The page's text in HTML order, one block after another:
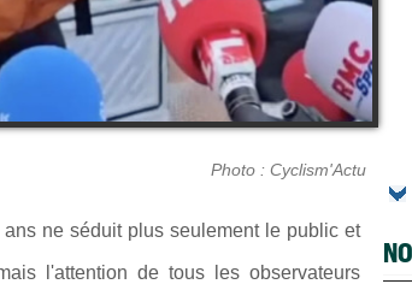
Photo : Cyclism'Actu
ne séduit plus seulement le public et
l'attention de tous les observateurs